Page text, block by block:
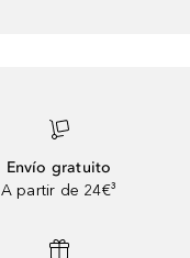
Envío gratuito
A partir de 24€³